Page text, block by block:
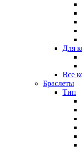
Для
Все
Браслеты
Тип